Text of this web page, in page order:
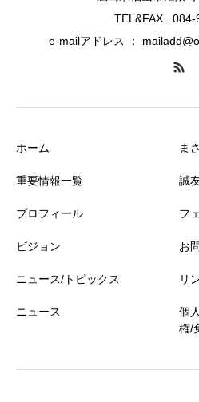
TEL&FAX .
e-mailアドレス ：
ホーム
重要情報一覧
プロフィール
ビジョン
ニュース/トピックス
ニュース
ま
誠
フ
お
リ
個
権/